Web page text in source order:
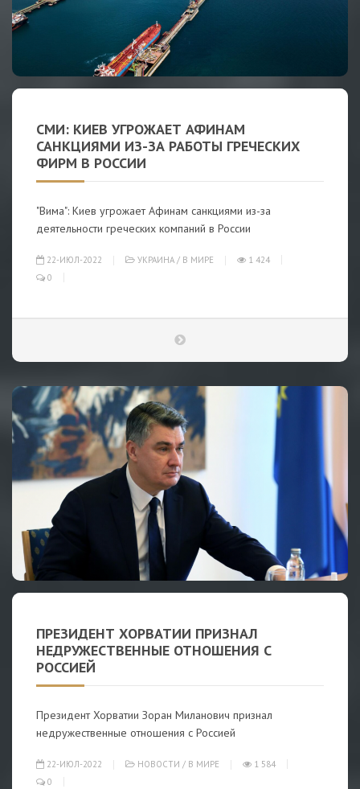
СМИ: КИЕВ УГРОЖАЕТ АФИНАМ
САНКЦИЯМИ ИЗ-ЗА РАБОТЫ ГРЕЧЕСКИХ
ФИРМ В РОССИИ
"Вима": Киев угрожает Афинам санкциями из-за
деятельности греческих компаний в России
22-ИЮЛ-2022 УКРАИНА / В МИРЕ
1 424
0
ПРЕЗИДЕНТ ХОРВАТИИ ПРИЗНАЛ
НЕДРУЖЕСТВЕННЫЕ ОТНОШЕНИЯ С
РОССИЕЙ
Президент Хорватии Зоран Миланович признал
недружественные отношения с Россией
22-ИЮЛ-2022 НОВОСТИ / В МИРЕ
1 584
0